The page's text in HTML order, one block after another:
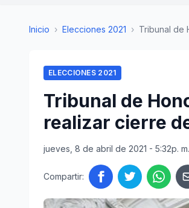
Inicio › Elecciones 2021 › Tribunal de
ELECCIONES 2021
Tribunal de
realizar cierre
jueves, 8 de abril de 2021 - 5:32p. m.
Compartir: